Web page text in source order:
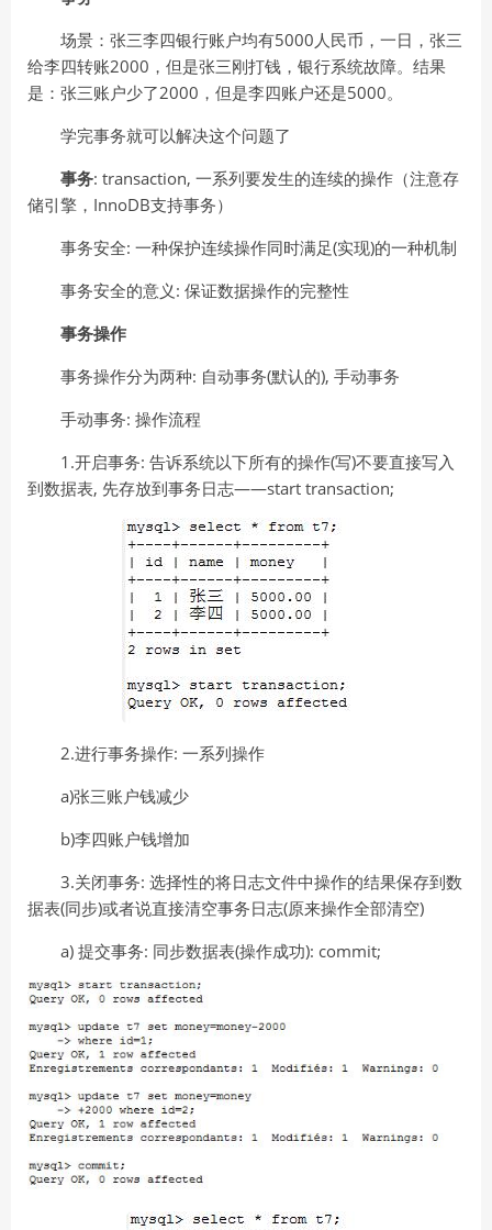
场景：张三李四银行账户均有5000人民币，一日，张三
给李四转账2000，但是张三刚打钱，银行系统故障。结果
是：张三账户少了2000，但是李四账户还是5000。
学完事务就可以解决这个问题了
事务: transaction, 一系列要发生的连续的操作（注意存
储引擎，InnoDB支持事务）
事务安全: 一种保护连续操作同时满足(实现)的一种机制
事务安全的意义: 保证数据操作的完整性
事务操作
事务操作分为两种: 自动事务(默认的), 手动事务
手动事务: 操作流程
1.开启事务: 告诉系统以下所有的操作(写)不要直接写入
到数据表, 先存放到事务日志——start transaction;
2.进行事务操作: 一系列操作
a)张三账户钱减少
b)李四账户钱增加
3.关闭事务: 选择性的将日志文件中操作的结果保存到数
据表(同步)或者说直接清空事务日志(原来操作全部清空)
a) 提交事务: 同步数据表(操作成功): commit;